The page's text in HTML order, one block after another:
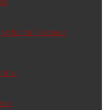
für ihr Fahrzeug